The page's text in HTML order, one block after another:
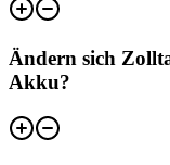
Ändern sich
Akku?